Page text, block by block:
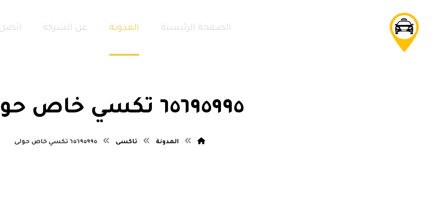
الصفحة الرئيسية المدونة عن الشركة اتصل
٦٥٦٩٥٩٩٥ تكسي خاص حولى
المدونة تاكسى ٦٥٦٩٥٩٩٥ تكسي خاص حولى